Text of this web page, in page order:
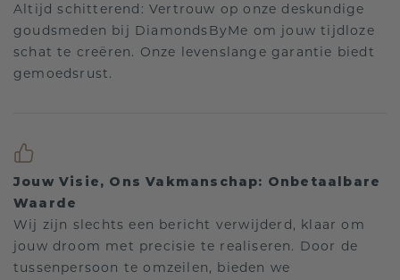
Altijd schitterend: Vertrouw op onze deskundige
goudsmeden bij DiamondsByMe om jouw tijdloze
schat te creëren. Onze levenslange garantie biedt
gemoedsrust.
Jouw Visie, Ons Vakmanschap: Onbetaalbare
Waarde
Wij zijn slechts een bericht verwijderd, klaar om
jouw droom met precisie te realiseren. Door de
tussenpersoon te omzeilen, bieden we